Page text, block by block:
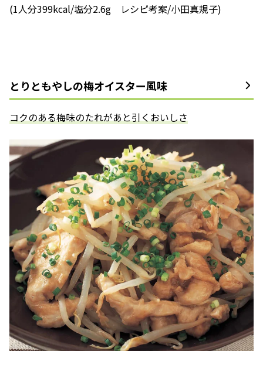
(1人分399kcal/塩分2.6g レシピ考案/小田真規子)
とりともやしの梅オイスター風味
コクのある梅味のたれがあと引くおいしさ